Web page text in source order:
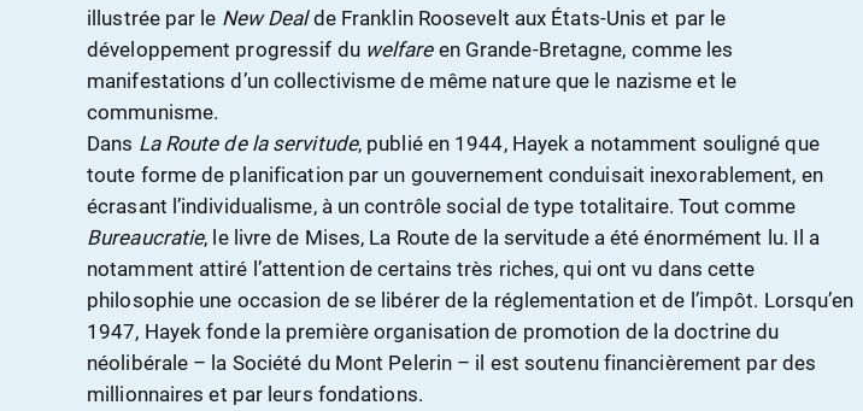
illustrée par le New Dealde Franklin Roosevelt aux États-Unis et par le
développement progressif du welfareen Grande-Bretagne, comme les
manifestations d’un collectivisme de même nature que le nazisme et le
communisme.
Dans La Route de la servitude, publié en 1944, Hayek a notamment souligné que
toute forme de planification par un gouvernement conduisait inexorablement, en
écrasant l’individualisme, à un contrôle social de type totalitaire. Tout comme
Bureaucratie, le livre de Mises, La Route de la servitude a été énormément lu. Il a
notamment attiré l’attention de certains très riches, qui ont vu dans cette
philosophie une occasion de se libérer de la réglementation et de l’impôt. Lorsqu’en
1947, Hayek fonde la première organisation de promotion de la doctrine du
néolibérale – la Société du Mont Pelerin – il est soutenu financièrement par des
millionnaires et par leurs fondations.